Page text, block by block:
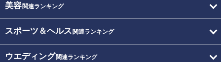
美容関連ランキング
スポーツ＆ヘルス 関連ランキング
ウエディング関連ランキング